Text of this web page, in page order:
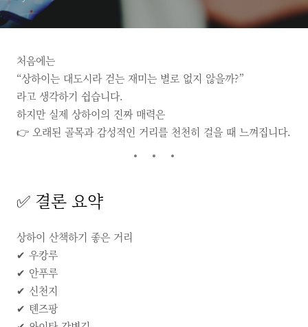
처음에는
“상하이는 대도시라 걷는 재미는 별로 없지 않을까?”
라고 생각하기 쉽습니다.
하지만 실제 상하이의 진짜 매력은
👉 오래된 골목과 감성적인 거리를 천천히 걸을 때 느껴집니다.
✅ 결론 요약
상하이 산책하기 좋은 거리
✔ 우캉루
✔ 안푸루
✔ 신천지
✔ 톈즈팡